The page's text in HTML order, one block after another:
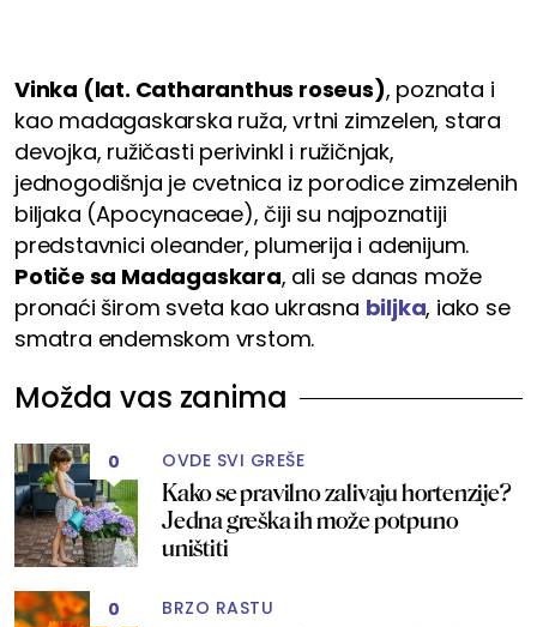
Vinka (lat. Catharanthus roseus), poznata i
kao madagaskarska ruža, vrtni zimzelen, stara
devojka, ružičasti perivinkl i ružičnjak,
jednogodišnja je cvetnica iz porodice zimzelenih
biljaka (Apocynaceae), čiji su najpoznatiji
predstavnici oleander, plumerija i adenijum.
Potiče sa Madagaskara, ali se danas može
pronaći širom sveta kao ukrasna biljka, iako se
smatra endemskom vrstom.
Možda vas zanima
0 OVDE SVI GREŠE
Kako se pravilno zalivaju hortenzije?
Jedna greška ih može potpuno
uništiti
0 BRZO RASTU